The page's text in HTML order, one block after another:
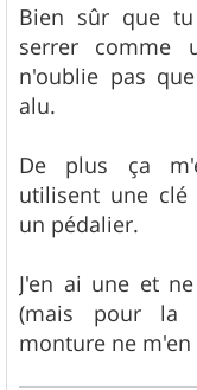
s
s
a
g
e
Bien sûr que
serrer comme
n'oublie pas
alu.
De plus ça
utilisent une clé
un pédalier.
J'en ai une et
(mais pour la
monture ne